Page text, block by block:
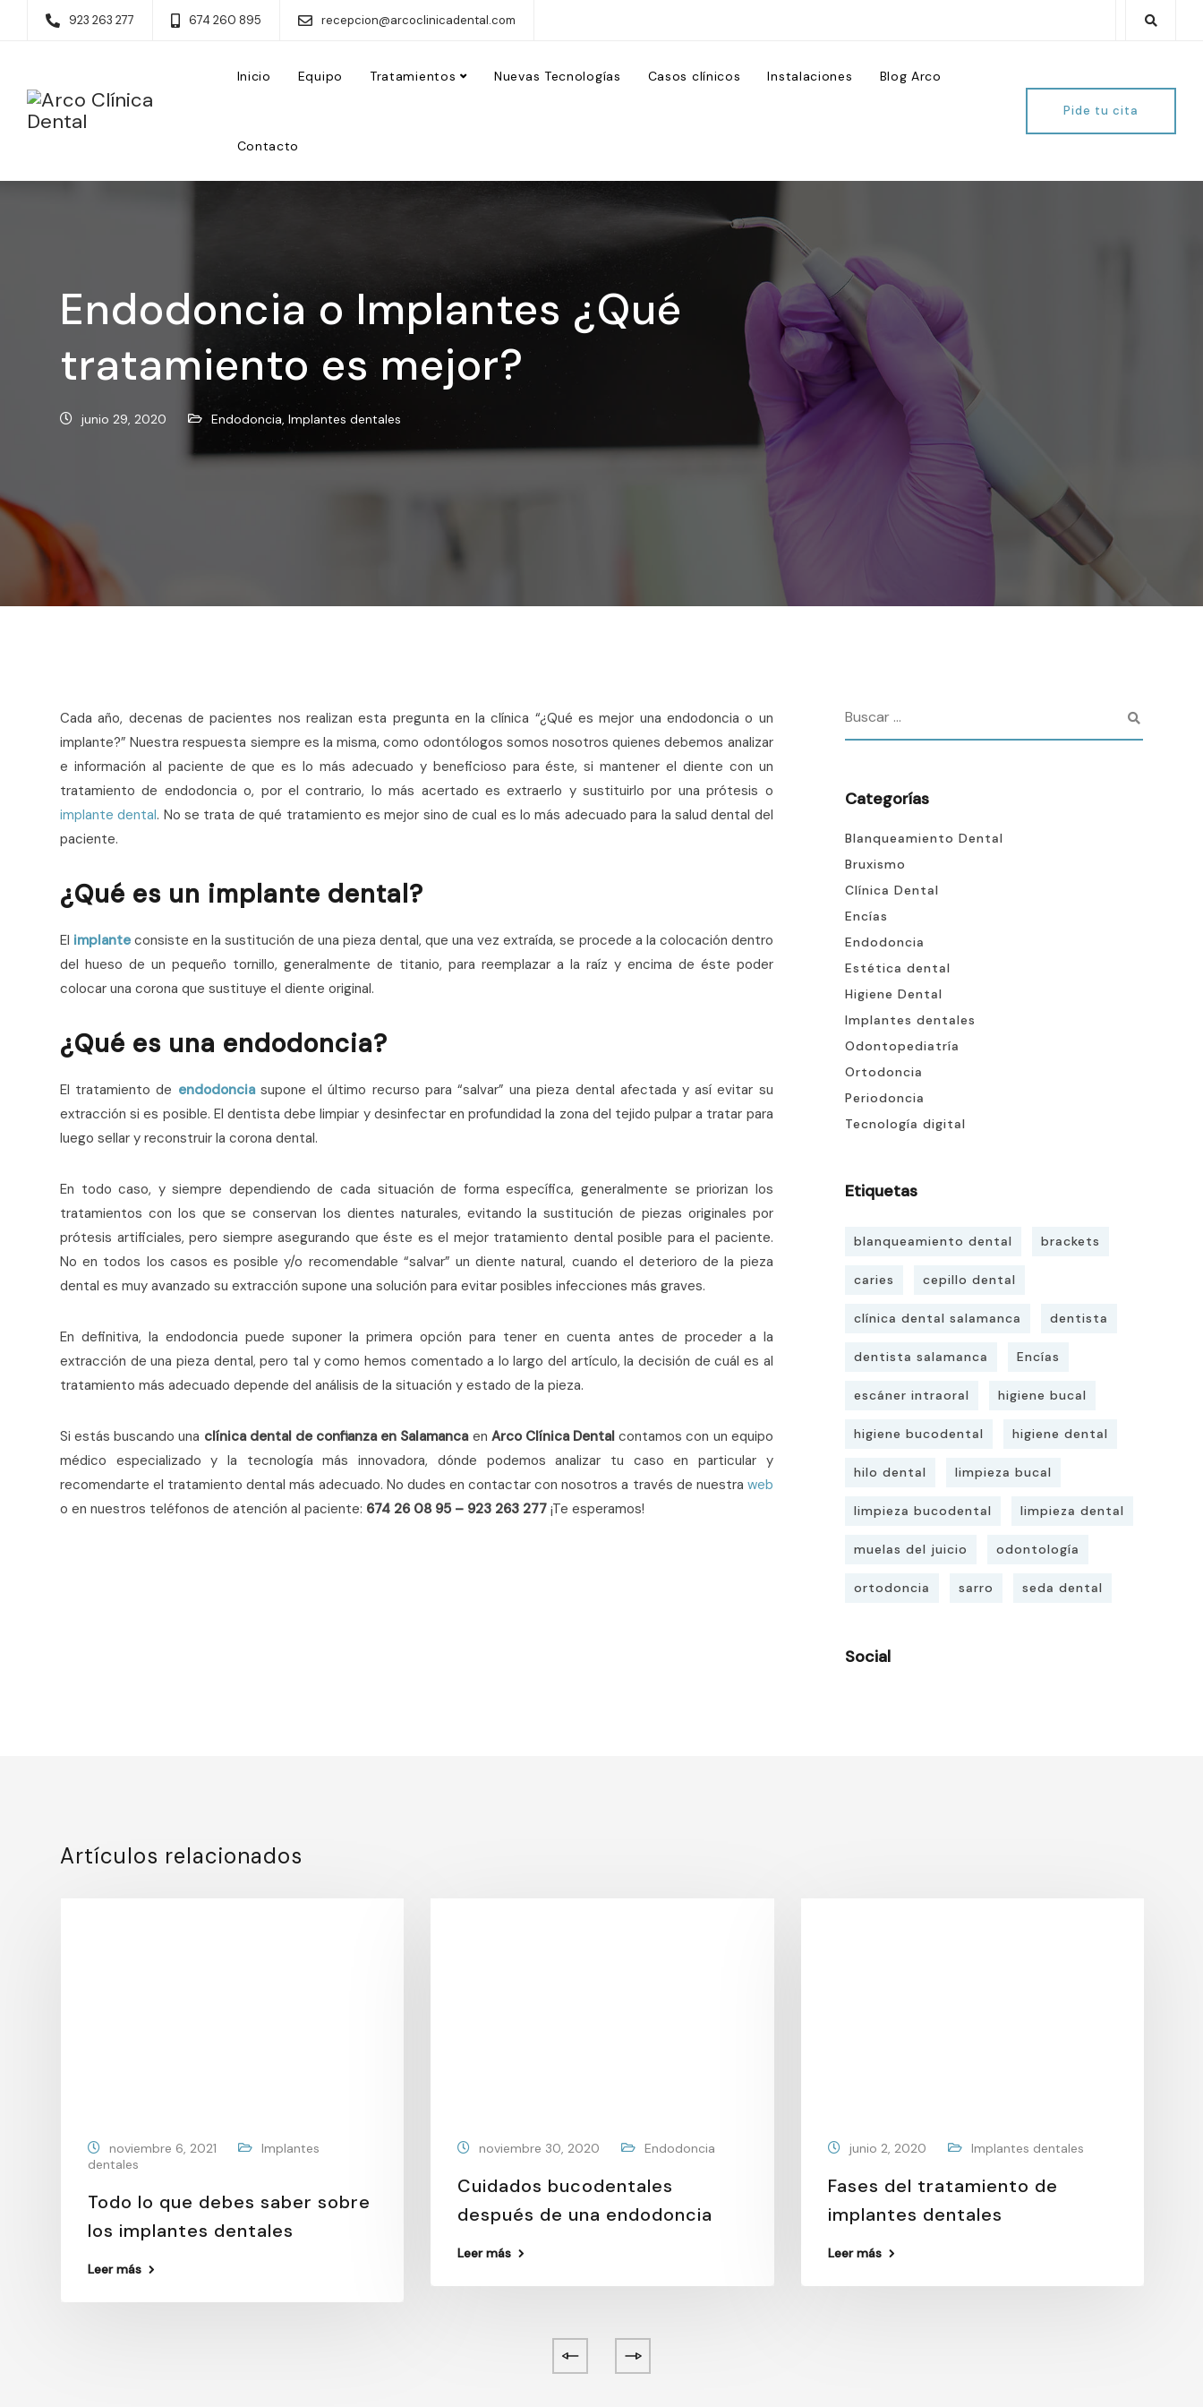
923 263 277 674 260 895 recepcion@arcoclinicadental.com
Inicio Equipo Tratamientos Nuevas Tecnologías Casos clínicos Instalaciones Blog Arco
Contacto
Pide tu cita
Endodoncia o Implantes ¿Qué
tratamiento es mejor?
junio 29, 2020 Endodoncia, Implantes dentales
Cada año, decenas de pacientes nos realizan esta pregunta en la clínica “¿Qué es mejor una endodoncia o un
implante?” Nuestra respuesta siempre es la misma, como odontólogos somos nosotros quienes debemos analizar
e información al paciente de que es lo más adecuado y beneficioso para éste, si mantener el diente con un
tratamiento de endodoncia o, por el contrario, lo más acertado es extraerlo y sustituirlo por una prótesis o
implante dental. No se trata de qué tratamiento es mejor sino de cual es lo más adecuado para la salud dental del
paciente.
¿Qué es un implante dental?
El implanteconsiste en la sustitución de una pieza dental, que una vez extraída, se procede a la colocación dentro
del hueso de un pequeño tornillo, generalmente de titanio, para reemplazar a la raíz y encima de éste poder
colocar una corona que sustituye el diente original.
¿Qué es una endodoncia?
El tratamiento de endodonciasupone el último recurso para “salvar” una pieza dental afectada y así evitar su
extracción si es posible. El dentista debe limpiar y desinfectar en profundidad la zona del tejido pulpar a tratar para
luego sellar y reconstruir la corona dental.
En todo caso, y siempre dependiendo de cada situación de forma específica, generalmente se priorizan los
tratamientos con los que se conservan los dientes naturales, evitando la sustitución de piezas originales por
prótesis artificiales, pero siempre asegurando que éste es el mejor tratamiento dental posible para el paciente.
No en todos los casos es posible y/o recomendable “salvar” un diente natural, cuando el deterioro de la pieza
dental es muy avanzado su extracción supone una solución para evitar posibles infecciones más graves.
En definitiva, la endodoncia puede suponer la primera opción para tener en cuenta antes de proceder a la
extracción de una pieza dental, pero tal y como hemos comentado a lo largo del artículo, la decisión de cuál es al
tratamiento más adecuado depende del análisis de la situación y estado de la pieza.
Si estás buscando una clínica dental de confianza en Salamancaen Arco Clínica Dental contamos con un equipo
médico especializado y la tecnología más innovadora, dónde podemos analizar tu caso en particular y
recomendarte el tratamiento dental más adecuado. No dudes en contactar con nosotros a través de nuestra web
o en nuestros teléfonos de atención al paciente: 674 26 08 95 – 923 263 277 ¡Te esperamos!
Categorías
Blanqueamiento Dental
Bruxismo
Clínica Dental
Encías
Endodoncia
Estética dental
Higiene Dental
Implantes dentales
Odontopediatría
Ortodoncia
Periodoncia
Tecnología digital
Etiquetas
blanqueamiento dental brackets
caries cepillo dental
clínica dental salamanca dentista
dentista salamanca Encías
escáner intraoral higiene bucal
higiene bucodental higiene dental
hilo dental limpieza bucal
limpieza bucodental limpieza dental
muelas del juicio odontología
ortodoncia sarro seda dental
Social
Artículos relacionados
noviembre 6, 2021
Implantes
dentales
Todo lo que debes saber sobre
los implantes dentales
Leer más
noviembre 30, 2020 Endodoncia
Cuidados bucodentales
después de una endodoncia
Leer más
junio 2, 2020 Implantes dentales
Fases del tratamiento de
implantes dentales
Leer más